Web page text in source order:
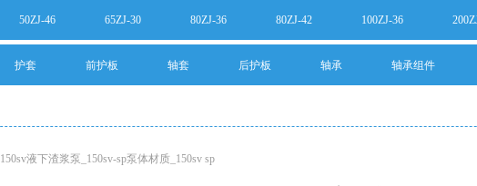
护套 前护板 轴套 后护板 轴承 轴承组件
50ZJ-46 65ZJ-30 80ZJ-36 80ZJ-42 100ZJ-36
150sv液下渣浆泵_150sv-sp泵体材质_150sv sp